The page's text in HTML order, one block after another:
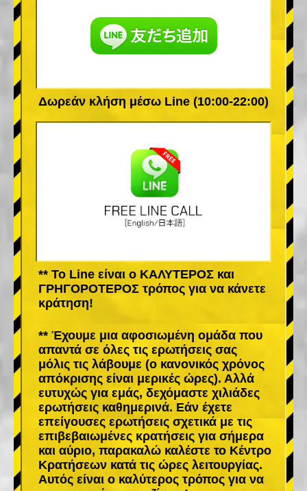
Δωρεάν κλήση μέσω Line (10:00-22:00)
** Το Line είναι ο ΚΑΛΥΤΕΡΟΣ και
ΓΡΗΓΟΡΟΤΕΡΟΣ τρόπος για να κάνετε
κράτηση!
** Έχουμε μια αφοσιωμένη ομάδα που
απαντά σε όλες τις ερωτήσεις σας
μόλις τις λάβουμε (ο κανονικός χρόνος
απόκρισης είναι μερικές ώρες). Αλλά
ευτυχώς για εμάς, δεχόμαστε χιλιάδες
ερωτήσεις καθημερινά. Εάν έχετε
επείγουσες ερωτήσεις σχετικά με τις
επιβεβαιωμένες κρατήσεις για σήμερα
και αύριο, παρακαλώ καλέστε το Κέντρο
Κρατήσεων κατά τις ώρες λειτουργίας.
Αυτός είναι ο καλύτερος τρόπος για να